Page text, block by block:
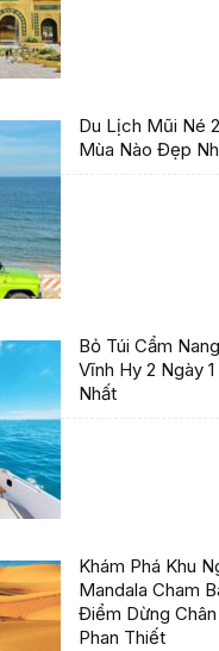
Du Lịch Mũi Né
Mùa Nào Đẹp
Bỏ Túi Cẩm
Vĩnh Hy 2 Ngày
Nhất
Khám Phá Khu
Mandala Cham
Điểm Dừng
Phan Thiết